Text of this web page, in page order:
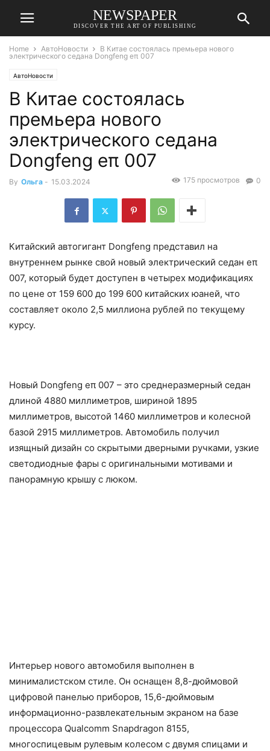
NEWSPAPER
DISCOVER THE ART OF PUBLISHING
Home АвтоНовости
В Китае состоялась премьера нового
электрического седана Dongfeng eπ 007
АвтоНовости
В Китае состоялась
премьера нового
электрического седана
Dongfeng eπ 007
By Ольга - 15.03.2024 0
175 просмотров
Китайский автогигант Dongfeng представил на
внутреннем рынке свой новый электрический седан eπ
007, который будет доступен в четырех модификациях
по цене от 159 600 до 199 600 китайских юаней, что
составляет около 2,5 миллиона рублей по текущему
курсу.
Новый Dongfeng eπ 007 – это среднеразмерный седан
длиной 4880 миллиметров, шириной 1895
миллиметров, высотой 1460 миллиметров и колесной
базой 2915 миллиметров. Автомобиль получил
изящный дизайн со скрытыми дверными ручками, узкие
светодиодные фары с оригинальными мотивами и
панорамную крышу с люком.
Интерьер нового автомобиля выполнен в
минималистском стиле. Он оснащен 8,8-дюймовой
цифровой панелью приборов, 15,6-дюймовым
информационно-развлекательным экраном на базе
процессора Qualcomm Snapdragon 8155,
многоспицевым рулевым колесом с двумя спицами и